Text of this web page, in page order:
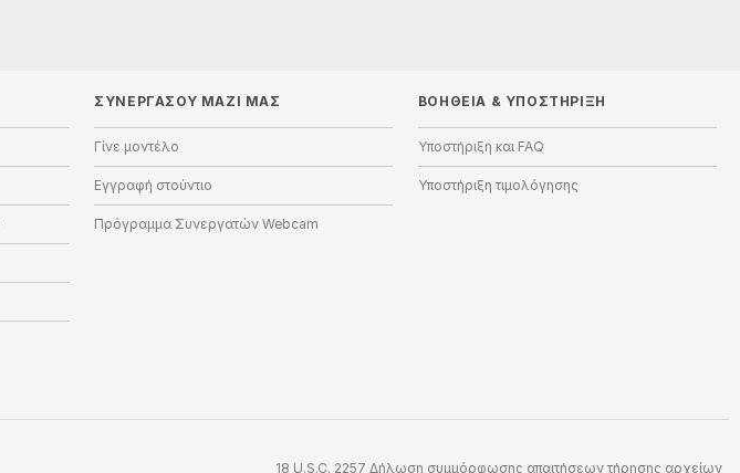
ΣΥΝΕΡΓΑΣΟΥ ΜΑΖΙ ΜΑΣ
Γίνε μοντέλο
Εγγραφή στούντιο
Πρόγραμμα Συνεργατών Webcam
ΒΟΉΘΕΙΑ & ΥΠΟΣΤΉΡΙΞΗ
Υποστήριξη και FAQ
Υποστήριξη τιμολόγησης
18 U.S.C. 2257 Δήλωση συμμόρφωσης απαιτήσεων τήρησης αρχείων